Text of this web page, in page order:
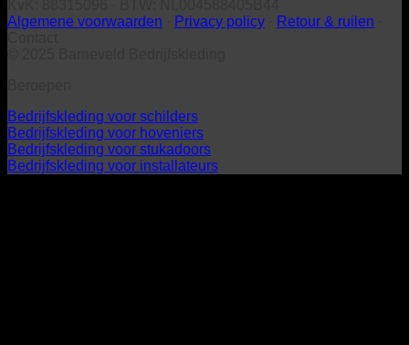
Algemene voorwaarden
Privacy policy Retour & ruilen
Bedrijfskleding voor schilders
Bedrijfskleding voor hoveniers
Bedrijfskleding voor stukadoors
Bedrijfskleding voor installateurs